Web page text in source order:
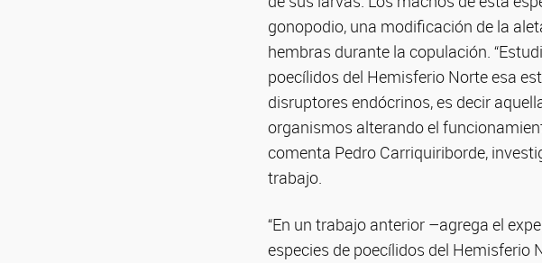
gonopodio, una modificación de la
hembras durante la copulación.
poecílidos del Hemisferio Norte esa
disruptores endócrinos, es decir
organismos alterando el
comenta Pedro Carriquiriborde,
trabajo.
“En un trabajo anterior –agrega el
especies de poecílidos del Hemisferio